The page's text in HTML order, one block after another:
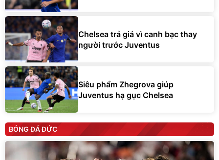
Chelsea trả giá vì canh bạc thay
người trước Juventus
Siêu phẩm Zhegrova giúp
Juventus hạ gục Chelsea
BÓNG ĐÁ ĐỨC